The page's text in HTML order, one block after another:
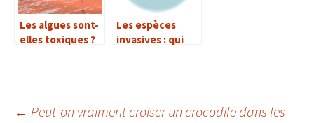
Les algues sont-
elles toxiques ?
Les espèces
invasives : qui
← Peut-on vraiment croiser un crocodile dans les